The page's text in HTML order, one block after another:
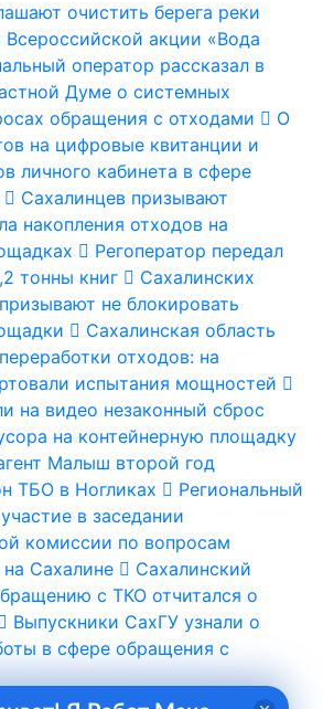
очистить берега реки
Всероссийской акции «Вода
оператор рассказал в
Думе о системных
обращения с отходами
О
на цифровые квитанции и
личного кабинета в сфере
Сахалинцев призывают
накопления отходов на
Регоператор передал
тонны книг
Сахалинских
не блокировать
Сахалинская область
отходов: на
испытания мощностей
на видео незаконный сброс
на контейнерную площадку
Малыш второй год
ТБО в Ногликах
Региональный
в заседании
комиссии по вопросам
Сахалине
Сахалинский
с ТКО отчитался о
Выпускники СахГУ узнали о
в сфере обращения с